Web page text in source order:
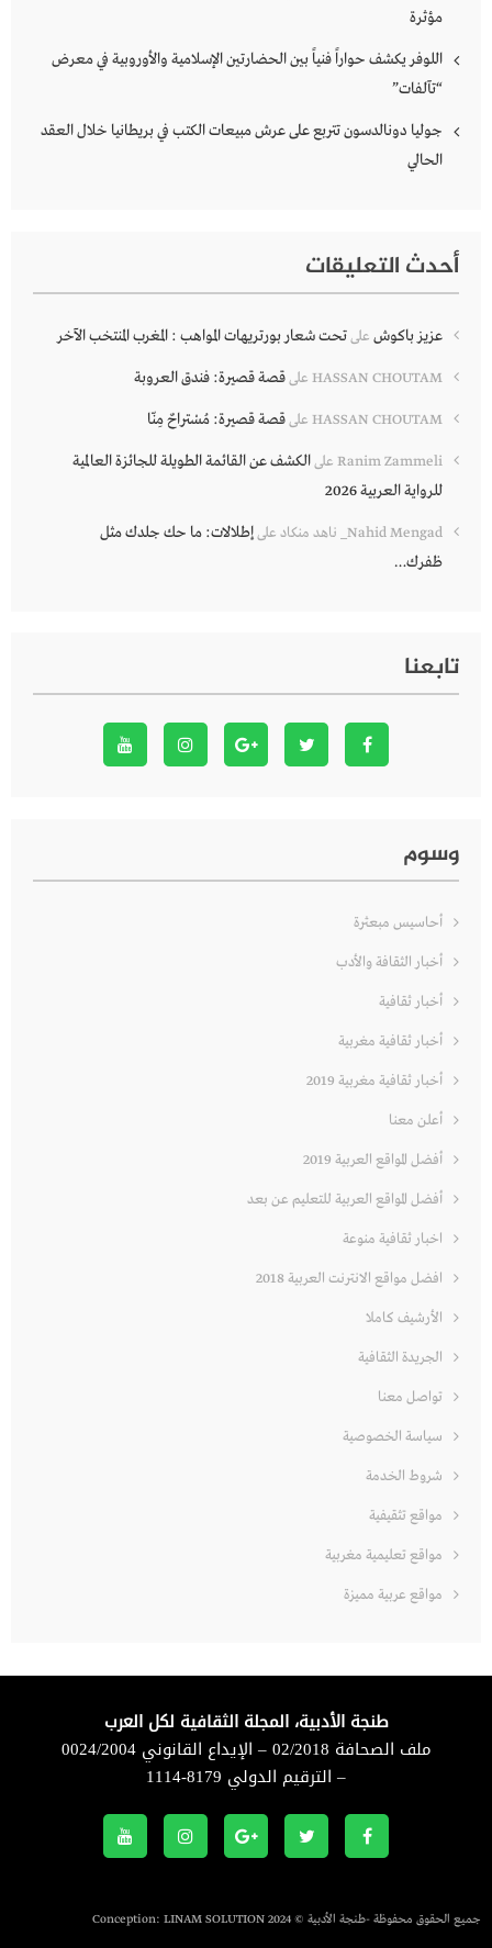
مؤثرة
اللوفر يكشف حواراً فنياً بين الحضارتين الإسلامية والأوروبية في معرض
“تآلفات”
جوليا دونالدسون تتربع على عرش مبيعات الكتب في بريطانيا خلال العقد
الحالي
أحدث التعليقات
عزيز باكوش علىتحت شعار بورتريهات المواهب : المغرب المنتخب الآخر
HASSAN CHOUTAM علىقصة قصيرة: فندق العروبة
HASSAN CHOUTAM علىقصة قصيرة: مُسْتراحٌ مِنّا
Ranim Zammeli علىالكشف عن القائمة الطويلة للجائزة العالمية
للرواية العربية 2026
Nahid Mengad_ ناهد منكاد علىإطلالات: ما حك جلدك مثل
ظفرك…
تابعنا
وسوم
أحاسيس مبعثرة
أخبار الثقافة والأدب
أخبار ثقافية
أخبار ثقافية مغربية
أخبار ثقافية مغربية 2019
أعلن معنا
أفضل المواقع العربية 2019
أفضل المواقع العربية للتعليم عن بعد
اخبار ثقافية منوعة
افضل مواقع الانترنت العربية 2018
الأرشيف كاملا
الجريدة الثقافية
تواصل معنا
سياسة الخصوصية
شروط الخدمة
مواقع تثقيفية
مواقع تعليمية مغربية
مواقع عربية مميزة
طنجة الأدبية، المجلة الثقافية لكل العرب
ملف الصحافة 02/2018 – الإيداع القانوني 0024/2004
– الترقيم الدولي 8179-1114
جميع الحقوق محفوظة -طنجة الأدبية © 2024 Conception: LINAM SOLUTION